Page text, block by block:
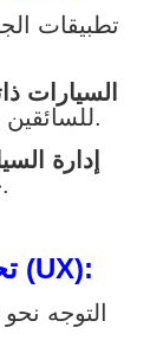
تطبيقات
السيارات
للسائقين ودعم التشغيل الذاتي للسيارات.
إدارة
خلال تطبيقات متكاملة.
7. تحسين تجربة المستخدم (UX):
التوجه